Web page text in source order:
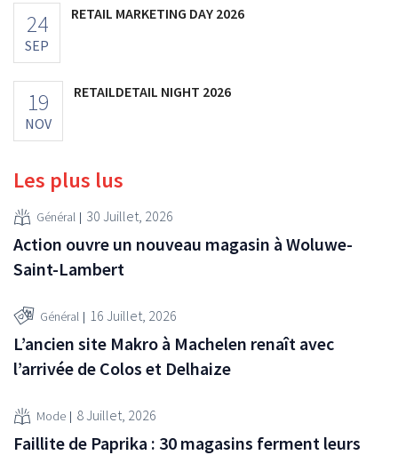
24
SEP
RETAIL MARKETING DAY 2026
19
NOV
RETAILDETAIL NIGHT 2026
Les plus lus
Général 30 Juillet, 2026
Action ouvre un nouveau magasin à Woluwe-
Saint-Lambert
Général 16 Juillet, 2026
L’ancien site Makro à Machelen renaît avec
l’arrivée de Colos et Delhaize
Mode 8 Juillet, 2026
Faillite de Paprika : 30 magasins ferment leurs